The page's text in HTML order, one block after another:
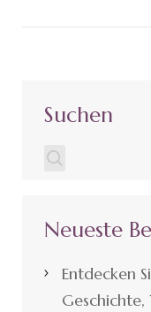
Suchen
Neueste
Entdecken